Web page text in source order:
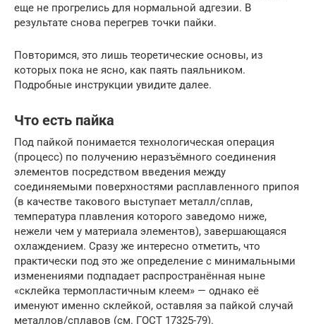
еще не прогрелись для нормальной адгезии. В
результате снова перегрев точки пайки.
Повторимся, это лишь теоретические основы, из
которых пока не ясно, как паять паяльником.
Подробные инструкции увидите далее.
Что есть пайка
Под пайкой понимается технологическая операция
(процесс) по получению неразъёмного соединения
элементов посредством введения между
соединяемыми поверхностями расплавленного припоя
(в качестве такового выступает металл/сплав,
температура плавления которого заведомо ниже,
нежели чем у материала элементов), завершающаяся
охлаждением. Сразу же интересно отметить, что
практически под это же определение с минимальными
изменениями подпадает распространённая ныне
«склейка термопластичным клеем» — однако её
именуют именно склейкой, оставляя за пайкой случай
металлов/сплавов (см. ГОСТ 17325-79).